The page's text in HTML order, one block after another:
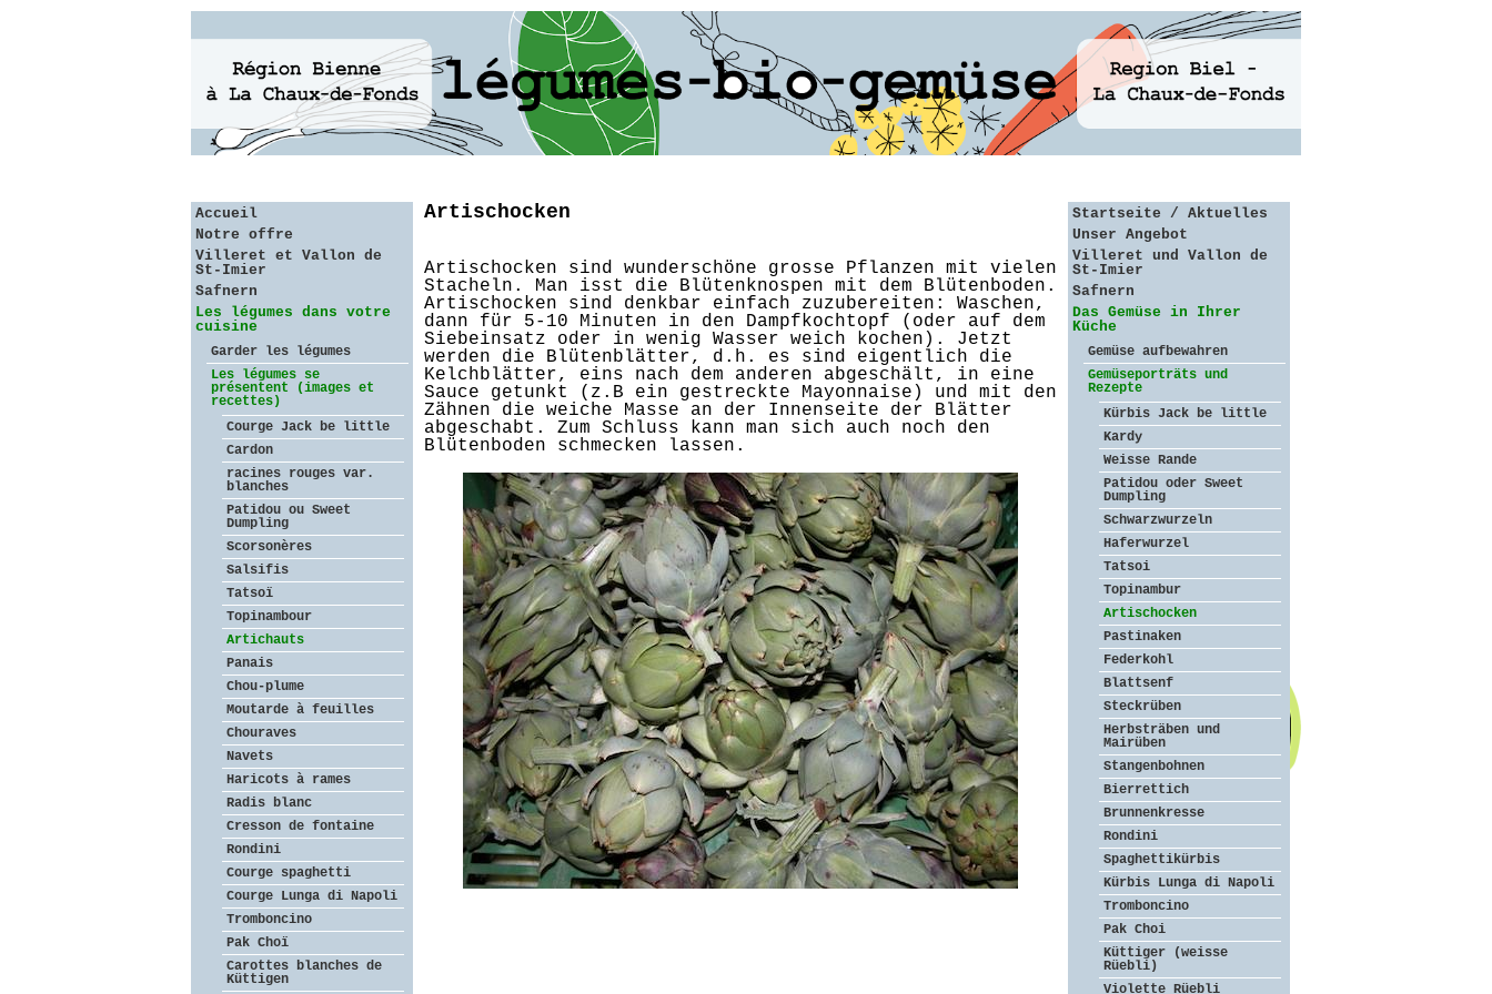
Accueil
Notre offre
Villeret et Vallon de
St-Imier
Safnern
Les légumes dans votre
cuisine
Garder les légumes
Les légumes se
présentent (images et
recettes)
Courge Jack be little
Cardon
racines rouges var.
blanches
Patidou ou Sweet
Dumpling
Scorsonères
Salsifis
Tatsoï
Topinambour
Artichauts
Panais
Chou-plume
Moutarde à feuilles
Chouraves
Navets
Haricots à rames
Radis blanc
Cresson de fontaine
Rondini
Courge spaghetti
Courge Lunga di Napoli
Tromboncino
Pak Choï
Carottes blanches de
Küttigen
Artischocken
Artischocken sind wunderschöne grosse Pflanzen mit vielen
Stacheln. Man isst die Blütenknospen mit dem Blütenboden.
Artischocken sind denkbar einfach zuzubereiten: Waschen,
dann für 5-10 Minuten in den Dampfkochtopf (oder auf dem
Siebeinsatz oder in wenig Wasser weich kochen). Jetzt
werden die Blütenblätter, d.h. es sind eigentlich die
Kelchblätter, eins nach dem anderen abgeschält, in eine
Sauce getunkt (z.B ein gestreckte Mayonnaise) und mit den
Zähnen die weiche Masse an der Innenseite der Blätter
abgeschabt. Zum Schluss kann man sich auch noch den
Blütenboden schmecken lassen.
Startseite / Aktuelles
Unser Angebot
Villeret und Vallon de
St-Imier
Safnern
Das Gemüse in Ihrer
Küche
Gemüse aufbewahren
Gemüseporträts und
Rezepte
Kürbis Jack be little
Kardy
Weisse Rande
Patidou oder Sweet
Dumpling
Schwarzwurzeln
Haferwurzel
Tatsoi
Topinambur
Artischocken
Pastinaken
Federkohl
Blattsenf
Steckrüben
Herbsträben und
Mairüben
Stangenbohnen
Bierrettich
Brunnenkresse
Rondini
Spaghettikürbis
Kürbis Lunga di Napoli
Tromboncino
Pak Choi
Küttiger (weisse
Rüebli)
Violette Rüebli